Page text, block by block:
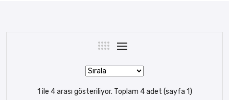
1 ile 4 arası gösteriliyor. Toplam 4 adet (sayfa 1)